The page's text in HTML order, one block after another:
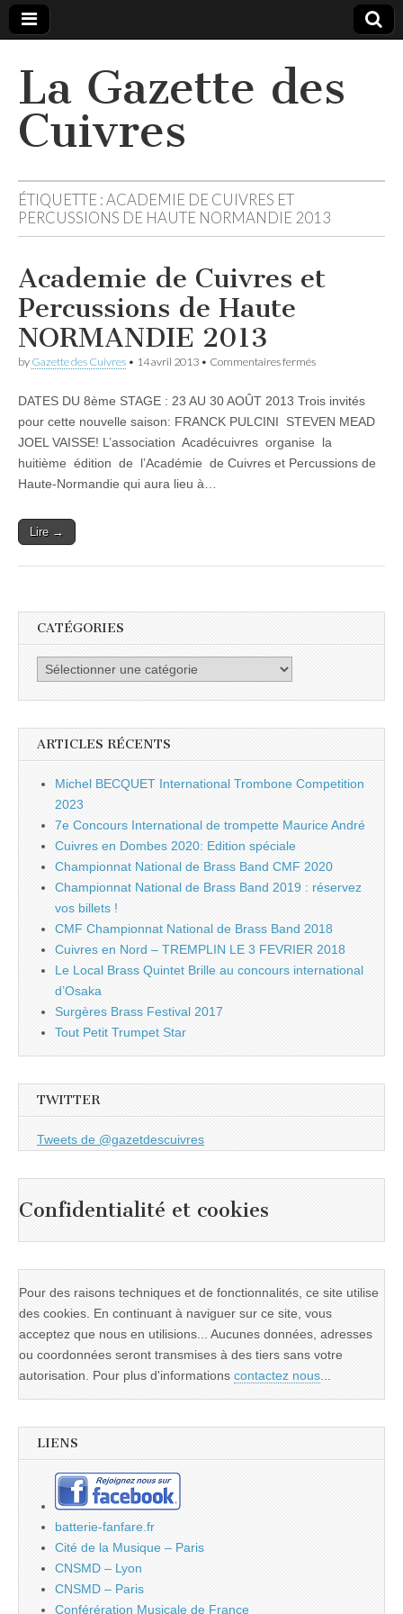
La Gazette des
Cuivres
ÉTIQUETTE :ACADEMIE DE CUIVRES ET
PERCUSSIONS DE HAUTE NORMANDIE 2013
Academie de Cuivres et
Percussions de Haute
NORMANDIE 2013
by Gazette des Cuivres • 14 avril 2013 • Commentaires ferméssur
Cuivres
et
de
Haute
DATES DU 8ème STAGE : 23 AU 30 AOÛT 2013 Trois invités
pour cette nouvelle saison: FRANCK PULCINI STEVEN MEAD
JOEL VAISSE! L’association Acadécuivres organise la
huitième édition de l’Académie de Cuivres et Percussions de
Haute-Normandie qui aura lieu à…
Lire →
CATÉGORIES
Catégories
ARTICLES RÉCENTS
Michel BECQUET International Trombone Competition
2023
7e Concours International de trompette Maurice André
Cuivres en Dombes 2020: Edition spéciale
Championnat National de Brass Band CMF 2020
Championnat National de Brass Band 2019 : réservez
vos billets !
CMF Championnat National de Brass Band 2018
Cuivres en Nord – TREMPLIN LE 3 FEVRIER 2018
Le Local Brass Quintet Brille au concours international
d’Osaka
Surgères Brass Festival 2017
Tout Petit Trumpet Star
TWITTER
Tweets de @gazetdescuivres
Confidentialité et cookies
Pour des raisons techniques et de fonctionnalités, ce site utilise
des cookies. En continuant à naviguer sur ce site, vous
acceptez que nous en utilisions... Aucunes données, adresses
ou coordonnées seront transmises à des tiers sans votre
autorisation. Pour plus d'informations contactez nous...
LIENS
batterie-fanfare.fr
Cité de la Musique – Paris
CNSMD – Lyon
CNSMD – Paris
Conférération Musicale de France